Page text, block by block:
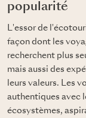
popularité
L'essor de
façon dont les
recherchent plus
mais aussi des
leurs valeurs. Les
authentiques avec
écosystèmes,